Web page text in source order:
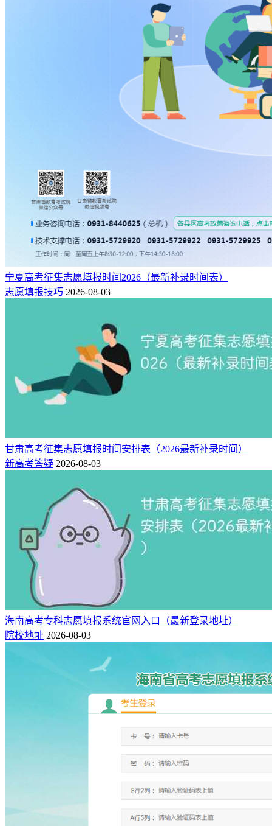
宁夏高考征集志愿填报时间2026（最新补录时间表）
志愿填报技巧 2026-08-03
甘肃高考征集志愿填报时间安排表（2026最新补录时间）
新高考答疑 2026-08-03
海南高考专科志愿填报系统官网入口（最新登录地址）
院校地址 2026-08-03